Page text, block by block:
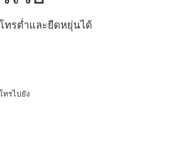
ทรต่ำและยืดหยุ่นได้
ทรไปยัง